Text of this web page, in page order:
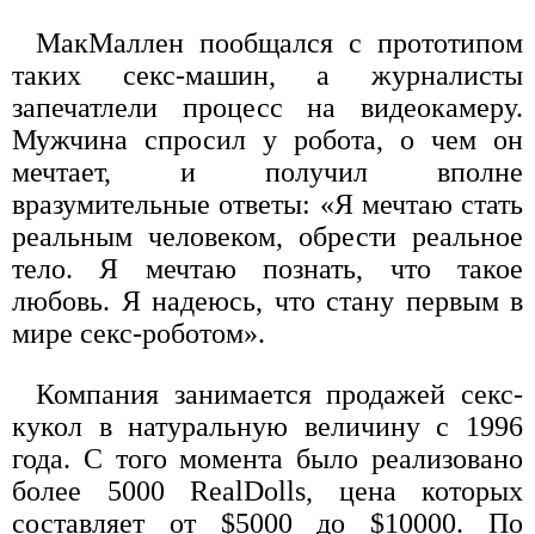
МакМаллен пообщался с прототипом
таких секс-машин, а журналисты
запечатлели процесс на видеокамеру.
Мужчина спросил у робота, о чем он
мечтает, и получил вполне
вразумительные ответы: «Я мечтаю стать
реальным человеком, обрести реальное
тело. Я мечтаю познать, что такое
любовь. Я надеюсь, что стану первым в
мире секс-роботом».
Компания занимается продажей секс-
кукол в натуральную величину с 1996
года. С того момента было реализовано
более 5000 RealDolls, цена которых
составляет от $5000 до $10000. По